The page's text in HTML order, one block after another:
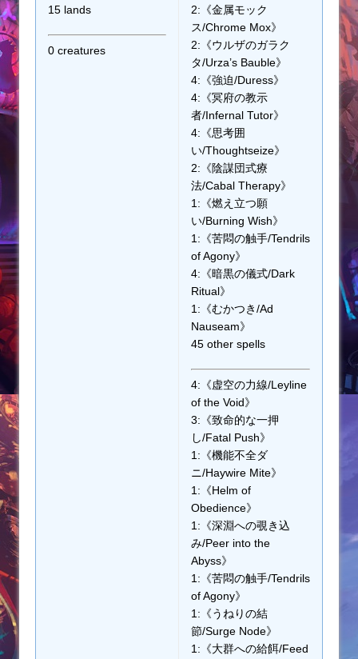
15 lands
0 creatures
2:《金属モック
ス/Chrome Mox》
2:《ウルザのガラク
タ/Urza’s Bauble》
4:《強迫/Duress》
4:《冥府の教示
者/Infernal Tutor》
4:《思考囲
い/Thoughtseize》
2:《陰謀団式療
法/Cabal Therapy》
1:《燃え立つ願
い/Burning Wish》
1:《苦悶の触手/Tendrils
of Agony》
4:《暗黒の儀式/Dark
Ritual》
1:《むかつき/Ad
Nauseam》
45 other spells
4:《虚空の力線/Leyline
of the Void》
3:《致命的な一押
し/Fatal Push》
1:《機能不全ダ
ニ/Haywire Mite》
1:《Helm of
Obedience》
1:《深淵への覗き込
み/Peer into the
Abyss》
1:《苦悶の触手/Tendrils
of Agony》
1:《うねりの結
節/Surge Node》
1:《大群への給餌/Feed